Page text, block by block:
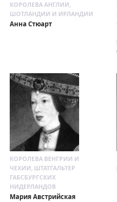
КОРОЛЕВА АНГЛИИ,
ШОТЛАНДИИ И ИРЛАНДИИ
Анна Стюарт
КОРОЛЕВА ВЕНГРИИ И
ЧЕХИИ, ШТАТГАЛЬТЕР
ГАБСБУРГСКИХ
НИДЕРЛАНДОВ
Мария Австрийская